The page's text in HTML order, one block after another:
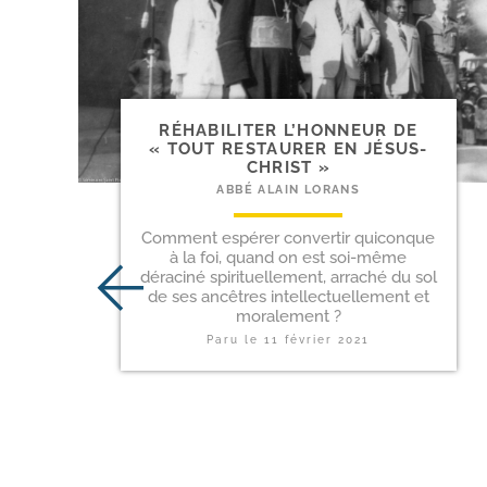
RÉHABILITER L’HONNEUR DE
« TOUT RESTAURER EN JÉSUS-
CHRIST »
ABBÉ ALAIN LORANS
Comment espérer convertir quiconque
à la foi, quand on est soi-même
déraciné spirituellement, arraché du sol
de ses ancêtres intellectuellement et
moralement ?
Paru le11 février 2021